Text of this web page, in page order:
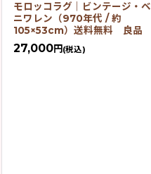
モロッコラグ｜ビンテージ・ベ
ニワレン（970年代 / 約
105×53cm）送料無料 良品
27,000円 (税込)